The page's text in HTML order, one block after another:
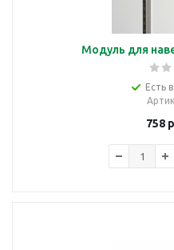
Модуль для
Есть
758